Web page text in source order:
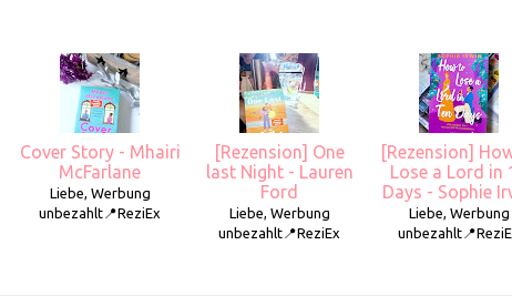
Cover Story - Mhairi
McFarlane
Liebe, Werbung
unbezahlt📍ReziEx
[Rezension] One
last Night - Lauren
Ford
Liebe, Werbung
unbezahlt📍ReziEx
[Rezension]
Lose a Lord in
Days - Sophie
Liebe, Werbung